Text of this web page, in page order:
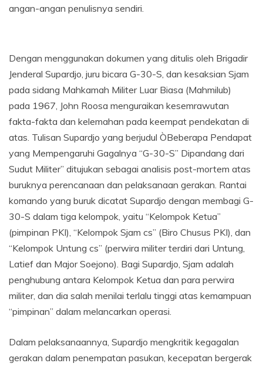
angan-angan penulisnya sendiri.
Dengan menggunakan dokumen yang ditulis oleh Brigadir
Jenderal Supardjo, juru bicara G-30-S, dan kesaksian Sjam
pada sidang Mahkamah Militer Luar Biasa (Mahmilub)
pada 1967, John Roosa menguraikan kesemrawutan
fakta-fakta dan kelemahan pada keempat pendekatan di
atas. Tulisan Supardjo yang berjudul ÒBeberapa Pendapat
yang Mempengaruhi Gagalnya “G-30-S” Dipandang dari
Sudut Militer” ditujukan sebagai analisis post-mortem atas
buruknya perencanaan dan pelaksanaan gerakan. Rantai
komando yang buruk dicatat Supardjo dengan membagi G-
30-S dalam tiga kelompok, yaitu “Kelompok Ketua”
(pimpinan PKI), “Kelompok Sjam cs” (Biro Chusus PKI), dan
“Kelompok Untung cs” (perwira militer terdiri dari Untung,
Latief dan Major Soejono). Bagi Supardjo, Sjam adalah
penghubung antara Kelompok Ketua dan para perwira
militer, dan dia salah menilai terlalu tinggi atas kemampuan
“pimpinan” dalam melancarkan operasi.
Dalam pelaksanaannya, Supardjo mengkritik kegagalan
gerakan dalam penempatan pasukan, kecepatan bergerak